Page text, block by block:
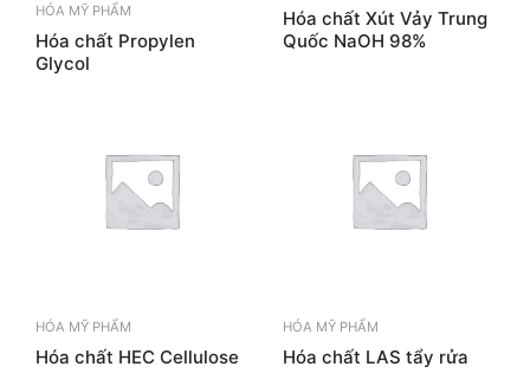
HÓA MỸ PHẨM
Hóa chất Propylen
Glycol
Hóa chất Xút Vảy Trung
Quốc NaOH 98%
HÓA MỸ PHẨM
Hóa chất HEC Cellulose
HÓA MỸ PHẨM
Hóa chất LAS tẩy rửa